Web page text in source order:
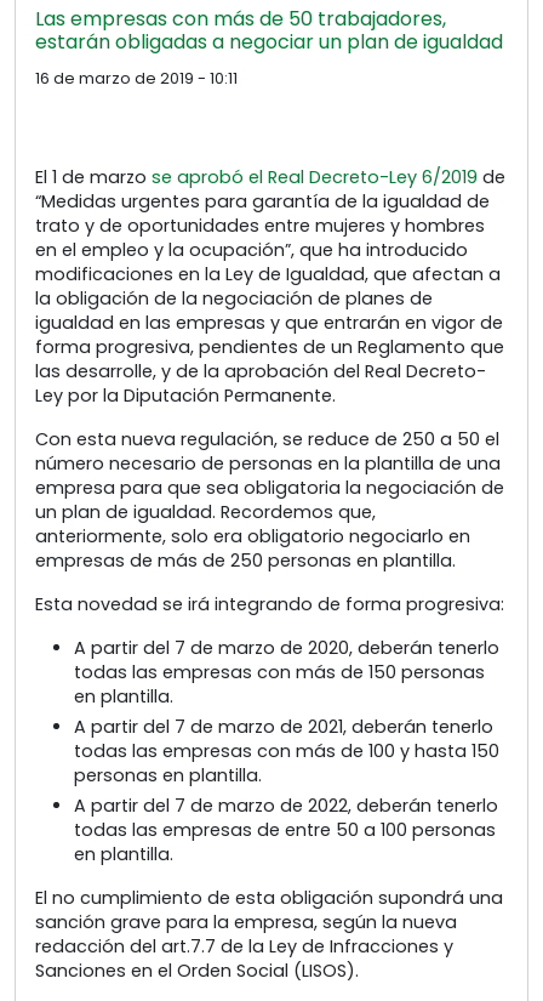
Las empresas con más de 50 trabajadores,
estarán obligadas a negociar un plan de igualdad
16 de marzo de 2019 - 10:11
El 1 de marzo se aprobó el Real Decreto-Ley 6/2019 de
“Medidas urgentes para garantía de la igualdad de
trato y de oportunidades entre mujeres y hombres
en el empleo y la ocupación”, que ha introducido
modificaciones en la Ley de Igualdad, que afectan a
la obligación de la negociación de planes de
igualdad en las empresas y que entrarán en vigor de
forma progresiva, pendientes de un Reglamento que
las desarrolle, y de la aprobación del Real Decreto-
Ley por la Diputación Permanente.
Con esta nueva regulación, se reduce de 250 a 50 el
número necesario de personas en la plantilla de una
empresa para que sea obligatoria la negociación de
un plan de igualdad. Recordemos que,
anteriormente, solo era obligatorio negociarlo en
empresas de más de 250 personas en plantilla.
Esta novedad se irá integrando de forma progresiva:
A partir del 7 de marzo de 2020, deberán tenerlo
todas las empresas con más de 150 personas
en plantilla.
A partir del 7 de marzo de 2021, deberán tenerlo
todas las empresas con más de 100 y hasta 150
personas en plantilla.
A partir del 7 de marzo de 2022, deberán tenerlo
todas las empresas de entre 50 a 100 personas
en plantilla.
El no cumplimiento de esta obligación supondrá una
sanción grave para la empresa, según la nueva
redacción del art.7.7 de la Ley de Infracciones y
Sanciones en el Orden Social (LISOS).